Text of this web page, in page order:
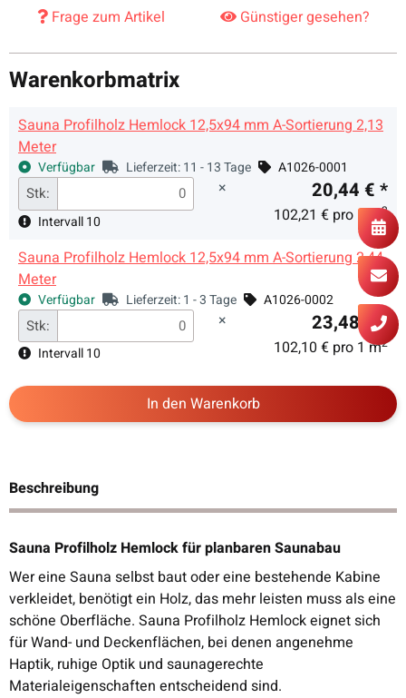
Frage zum Artikel Günstiger gesehen?
Warenkorbmatrix
Sauna Profilholz Hemlock 12,5x94 mm A-Sortierung 2,13
Meter
Verfügbar Lieferzeit:11 - 13 Tage A1026-0001
Stk:
Intervall 10
× 20,44 € *
102,21 € pro 1 m2
Sauna Profilholz Hemlock 12,5x94 mm A-Sortierung 2,44
Meter
Verfügbar Lieferzeit:1 - 3 Tage A1026-0002
Stk:
Intervall 10
× 23,48 €*
102,10 € pro 1 m2
In den Warenkorb
Beschreibung
Sauna Profilholz Hemlock für planbaren Saunabau
Wer eine Sauna selbst baut oder eine bestehende Kabine
verkleidet, benötigt ein Holz, das mehr leisten muss als eine
schöne Oberfläche. Sauna Profilholz Hemlock eignet sich
für Wand- und Deckenflächen, bei denen angenehme
Haptik, ruhige Optik und saunagerechte
Materialeigenschaften entscheidend sind.